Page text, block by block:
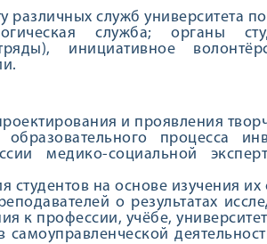
различных служб университета
служба; органы
инициативное
и проявления
образовательного процесса
медико-социальной
на основе изучения
о результатах
к профессии, учёбе,
самоуправленческой